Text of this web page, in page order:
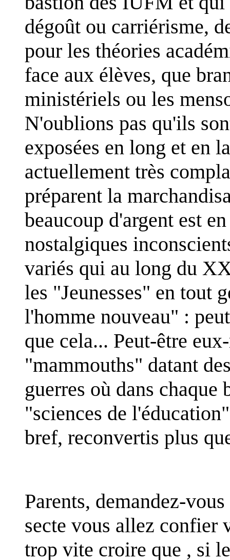
dégoût ou carriérisme,
pour les théories
face aux élèves, que
ministériels ou les
N'oublions pas qu'ils
exposées en long et en
actuellement très
préparent la
beaucoup d'argent est
nostalgiques
variés qui au long du
les "Jeunesses" en tout
l'homme nouveau" :
que cela... Peut-être
"mammouths" datant
guerres où dans
"sciences de
bref, reconvertis plus
Parents, demandez-
secte vous allez confier
trop vite croire que , si